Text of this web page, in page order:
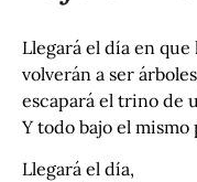
Llegará el día en
volverán a ser
escapará el trino de
Y todo bajo el mismo
Llegará el día,